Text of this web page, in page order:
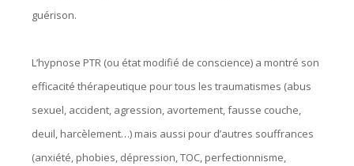
guérison.
L’hypnose PTR (ou état modifié de conscience) a montré son
efficacité thérapeutique pour tous les traumatismes (abus
sexuel, accident, agression, avortement, fausse couche,
deuil, harcèlement…) mais aussi pour d’autres souffrances
(anxiété, phobies, dépression, TOC, perfectionnisme,